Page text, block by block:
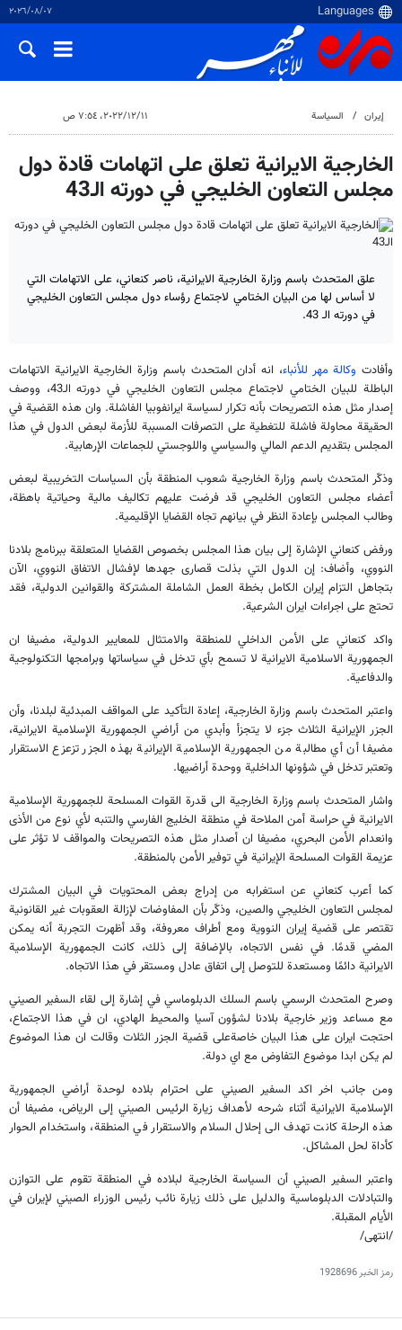
٠٧‏/٠٨‏/٢٠٢٦
إيران السياسة ١١‏/١٢‏/٢٠٢٢، ٧:٥٤ ص
الخارجية الايرانية تعلق على اتهامات قادة دول
مجلس التعاون الخليجي في دورته الـ43
علق المتحدث باسم وزارة الخارجية الايرانية، ناصر كنعاني، على الاتهامات التي
لا أساس لها من البيان الختامي لاجتماع رؤساء دول مجلس التعاون الخليجي
في دورته الـ 43.
وأفادت وكالة مهر للأنباء، انه أدان المتحدث باسم وزارة الخارجية الايرانية الاتهامات
الباطلة للبيان الختامي لاجتماع مجلس التعاون الخليجي في دورته الـ43، ووصف
إصدار مثل هذه التصريحات بأنه تكرار لسياسة ايرانفوبيا الفاشلة. وان هذه القضية في
الحقيقة محاولة فاشلة للتغطية على التصرفات المسببة للأزمة لبعض الدول في هذا
المجلس بتقديم الدعم المالي والسياسي واللوجستي للجماعات الإرهابية.
وذكّر المتحدث باسم وزارة الخارجية شعوب المنطقة بأن السياسات التخريبية لبعض
أعضاء مجلس التعاون الخليجي قد فرضت عليهم تكاليف مالية وحياتية باهظة،
وطالب المجلس بإعادة النظر في بيانهم تجاه القضايا الإقليمية.
ورفض كنعاني الإشارة إلى بيان هذا المجلس بخصوص القضايا المتعلقة ببرنامج بلادنا
النووي، وأضاف: إن الدول التي بذلت قصارى جهدها لإفشال الاتفاق النووي، الآن
بتجاهل التزام إيران الكامل بخطة العمل الشاملة المشتركة والقوانين الدولية، فقد
تحتج على اجراءات ايران الشرعية.
واكد كنعاني على الأمن الداخلي للمنطقة والامتثال للمعايير الدولية، مضيفا ان
الجمهورية الاسلامية الايرانية لا تسمح بأي تدخل في سياساتها وبرامجها التكنولوجية
والدفاعية.
واعتبر المتحدث باسم وزارة الخارجية، إعادة التأكيد على المواقف المبدئية لبلدنا، وأن
الجزر الإيرانية الثلاث جزء لا يتجزأ وأبدي من أراضي الجمهورية الإسلامية الايرانية،
مضيفا أن أي مطالبة من الجمهورية الإسلامية الإيرانية بهذه الجزر تزعزع الاستقرار
وتعتبر تدخل في شؤونها الداخلية ووحدة أراضيها.
واشار المتحدث باسم وزارة الخارجية الى قدرة القوات المسلحة للجمهورية الإسلامية
الايرانية في حراسة أمن الملاحة في منطقة الخليج الفارسي والتنبه لأي نوع من الأذى
وانعدام الأمن البحري، مضيفا ان أصدار مثل هذه التصريحات والمواقف لا تؤثر على
عزيمة القوات المسلحة الإيرانية في توفير الأمن بالمنطقة.
كما أعرب كنعاني عن استغرابه من إدراج بعض المحتويات في البيان المشترك
لمجلس التعاون الخليجي والصين، وذكّر بأن المفاوضات لإزالة العقوبات غير القانونية
تقتصر على قضية إيران النووية ومع أطراف معروفة، وقد أظهرت التجربة أنه يمكن
المضي قدمًا. في نفس الاتجاه، بالإضافة إلى ذلك، كانت الجمهورية الإسلامية
الايرانية دائمًا ومستعدة للتوصل إلى اتفاق عادل ومستقر في هذا الاتجاه.
وصرح المتحدث الرسمي باسم السلك الدبلوماسي في إشارة إلى لقاء السفير الصيني
مع مساعد وزير خارجية بلادنا لشؤون آسيا والمحيط الهادي، ان في هذا الاجتماع،
احتجت ايران على هذا البيان خاصةعلى قضية الجزر الثلات وقالت ان هذا الموضوع
لم يكن ابدا موضوع التفاوض مع اي دولة.
ومن جانب اخر اكد السفير الصيني على احترام بلاده لوحدة أراضي الجمهورية
الإسلامية الايرانية أثناء شرحه لأهداف زيارة الرئيس الصيني إلى الرياض، مضيفا أن
هذه الرحلة كانت تهدف الى إحلال السلام والاستقرار في المنطقة، واستخدام الحوار
كأداة لحل المشاكل.
واعتبر السفير الصيني أن السياسة الخارجية لبلاده في المنطقة تقوم على التوازن
والتبادلات الدبلوماسية والدليل على ذلك زيارة نائب رئيس الوزراء الصيني لإيران في
الأيام المقبلة.
/انتهى/
رمز الخبر1928696